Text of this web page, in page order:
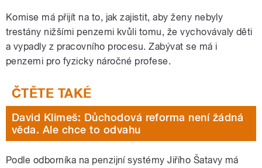
Komise má přijít na to, jak zajistit, aby ženy nebyly
trestány nižšími penzemi kvůli tomu, že vychovávaly děti
a vypadly z pracovního procesu. Zabývat se má i
penzemi pro fyzicky náročné profese.
David Klimeš: Důchodová reforma není žádná
věda. Ale chce to odvahu
Podle odborníka na penzijní systémy Jiřího Šatavy má